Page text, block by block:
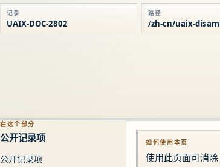
记录
UAIX-DOC-2802
路径
/zh-cn/uaix-
在这个部分
公开记录项
公开记录项
如何使用本页
使用此页面可消